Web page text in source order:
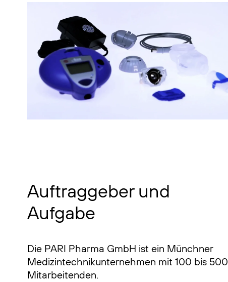
Auftraggeber und
Aufgabe
Die PARI Pharma GmbH ist ein Münchner
Medizintechnikunternehmen mit 100 bis 500
Mitarbeitenden.